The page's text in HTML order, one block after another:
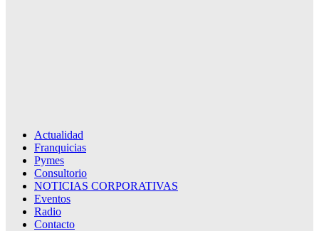
Actualidad
Franquicias
Pymes
Consultorio
NOTICIAS CORPORATIVAS
Eventos
Radio
Contacto